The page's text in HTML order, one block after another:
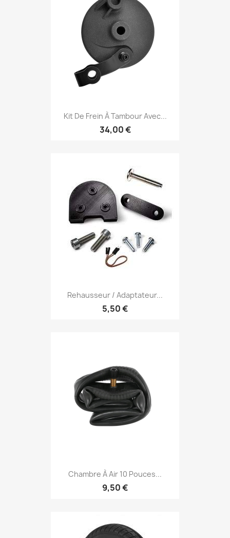
Kit De Frein À Tambour Avec...
34,00 €
Rehausseur / Adaptateur...
5,50 €
Chambre À Air 10 Pouces...
9,50 €